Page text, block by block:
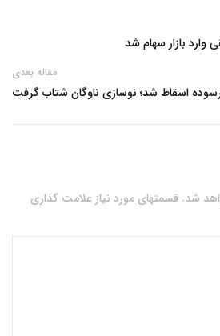
مقاله بعدی
شد. قسمتهای مورد نیاز علامت گذاری